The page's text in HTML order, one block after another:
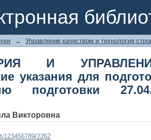
И УПРАВЛЕНИЕ
к экзамену по
→ Управление качеством и технология
И
указания для
подготовки
Викторовна
123456789/2262